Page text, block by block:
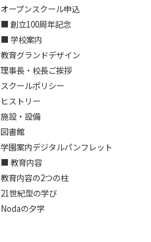
オープンスクール申込
■ 創立100周年記念
■ 学校案内
教育グランドデザイン
理事長・校長ご挨拶
スクールポリシー
ヒストリー
施設・設備
図書館
学園案内デジタルパンフレット
■ 教育内容
教育内容の2つの柱
21世紀型の学び
Nodaの夕学